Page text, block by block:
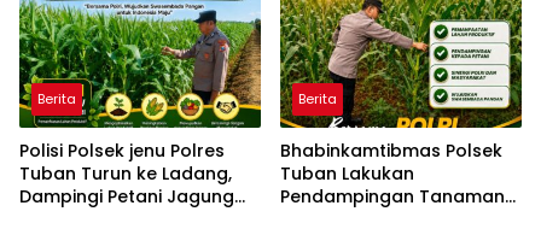
Berita
Polisi Polsek jenu Polres
Tuban Turun ke Ladang,
Dampingi Petani Jagung
Berita
Bhabinkamtibmas Polsek
Tuban Lakukan
Pendampingan Tanaman